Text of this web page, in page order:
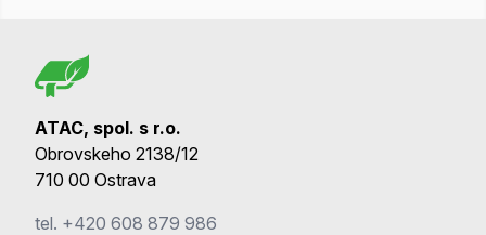
ATAC, spol. s r.o.
Obrovskeho 2138/12
710 00 Ostrava
tel. +420 608 879 986